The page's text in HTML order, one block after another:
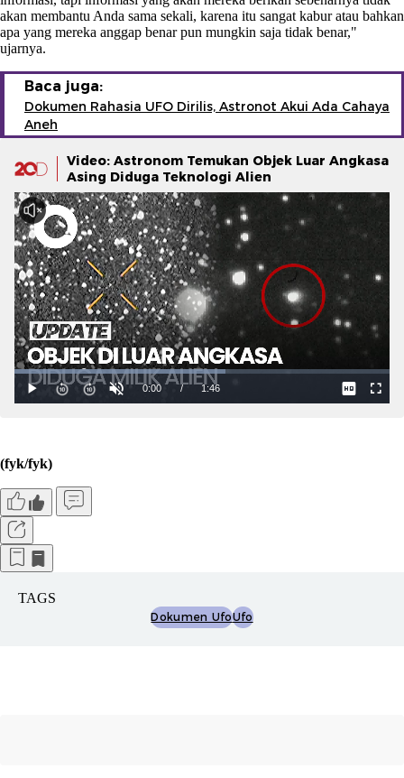
akan membantu Anda sama sekali, karena itu sangat kabur atau bahkan
apa yang mereka anggap benar pun mungkin saja tidak benar,"
ujarnya.
Baca juga:
Dokumen Rahasia UFO Dirilis, Astronot Akui Ada Cahaya
Aneh
Video: Astronom Temukan Objek Luar Angkasa
Asing Diduga Teknologi Alien
(fyk/fyk)
TAGS
Dokumen UfoUfo